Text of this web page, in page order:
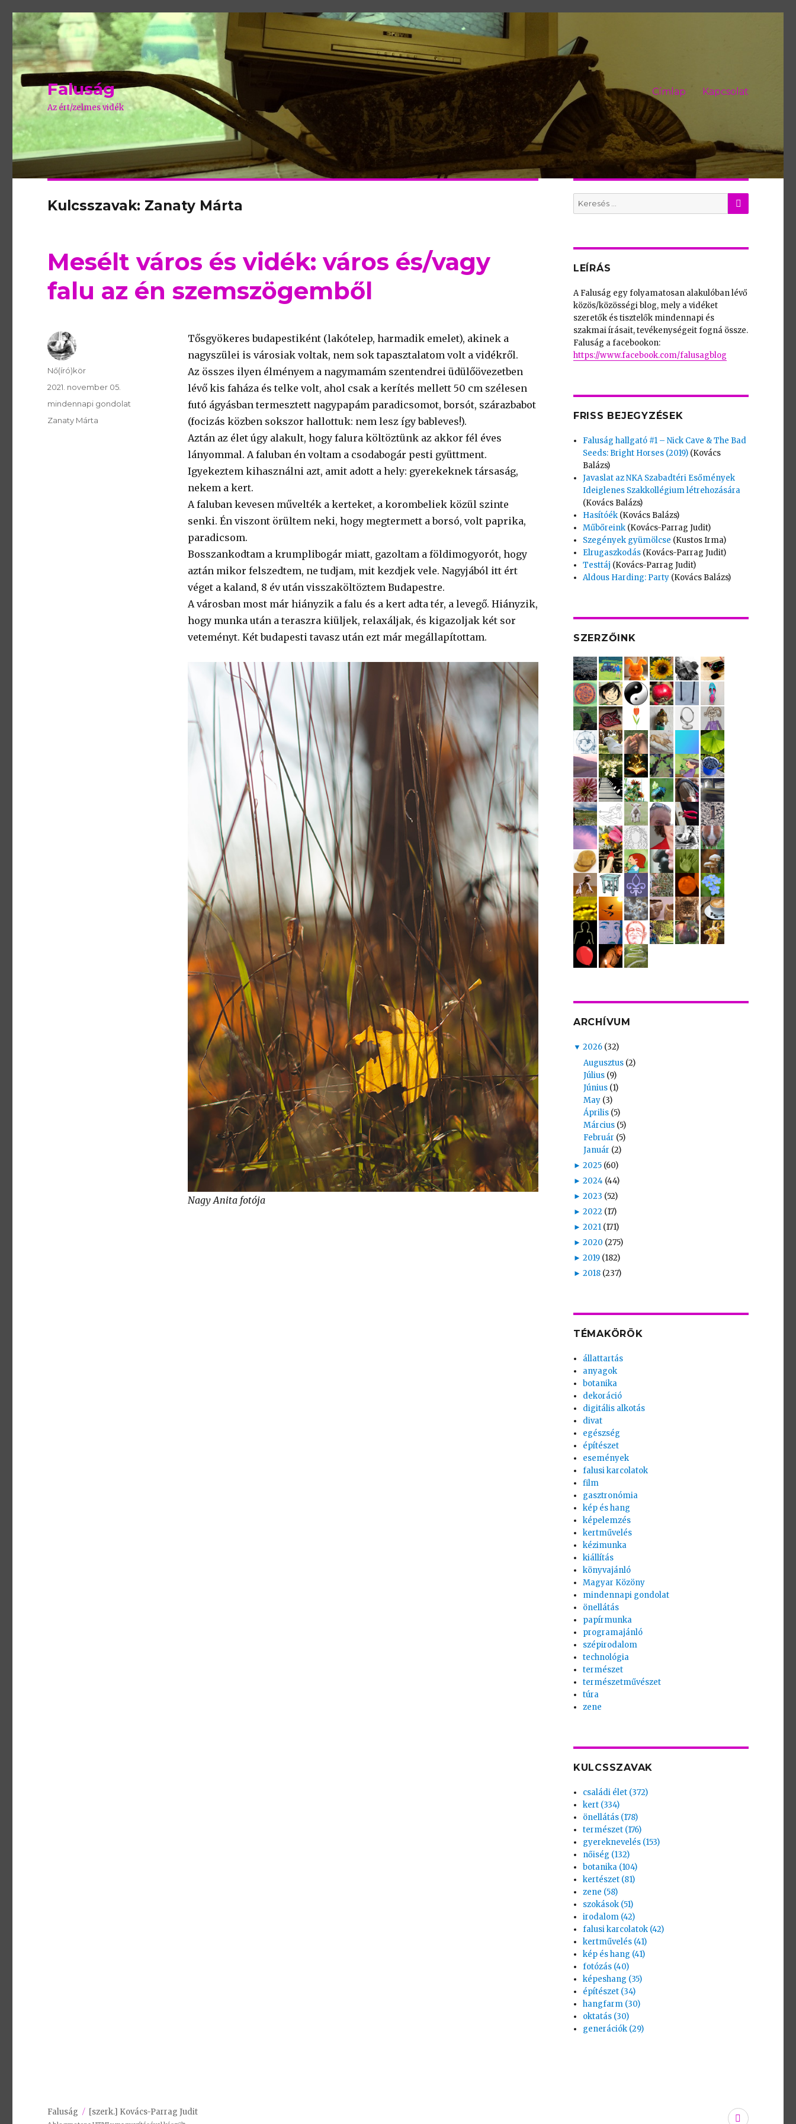
Faluság
Az ért/zelmes vidék
Címlap Kapcsolat
Kulcsszavak: Zanaty Márta
Mesélt város és vidék: város és/vagy
falu az én szemszögemből
Tősgyökeres budapestiként (lakótelep, harmadik emelet), akinek a
nagyszülei is városiak voltak, nem sok tapasztalatom volt a vidékről.
Az összes ilyen élményem a nagymamám szentendrei üdülőövezetben
lévő kis faháza és telke volt, ahol csak a kerítés mellett 50 cm szélesen
futó ágyásban termesztett nagypapám paradicsomot, borsót, szárazbabot
(focizás közben sokszor hallottuk: nem lesz így bableves!).
Aztán az élet úgy alakult, hogy falura költöztünk az akkor fél éves
lányommal. A faluban én voltam a csodabogár pesti gyüttment.
Igyekeztem kihasználni azt, amit adott a hely: gyerekeknek társaság,
nekem a kert.
A faluban kevesen művelték a kerteket, a korombeliek közül szinte
senki. Én viszont örültem neki, hogy megtermett a borsó, volt paprika,
paradicsom.
Bosszankodtam a krumplibogár miatt, gazoltam a földimogyorót, hogy
aztán mikor felszedtem, ne tudjam, mit kezdjek vele. Nagyjából itt ért
véget a kaland, 8 év után visszaköltöztem Budapestre.
A városban most már hiányzik a falu és a kert adta tér, a levegő. Hiányzik,
hogy munka után a teraszra kiüljek, relaxáljak, és kigazoljak két sor
veteményt. Két budapesti tavasz után ezt már megállapítottam.
Nagy Anita fotója
Szerző
Nő(író)kör
Publikálva
2021. november 05.
Témakör
mindennapi gondolat
Kulcsszavak
Zanaty Márta
Search
for:
KERES
LEÍRÁS
A Faluság egy folyamatosan alakulóban lévő
közös/közösségi blog, mely a vidéket
szeretők és tisztelők mindennapi és
szakmai írásait, tevékenységeit fogná össze.
Faluság a facebookon:
https://www.facebook.com/falusagblog
FRISS BEJEGYZÉSEK
Faluság hallgató #1 – Nick Cave & The Bad
Seeds: Bright Horses (2019) (Kovács
Balázs)
Javaslat az NKA Szabadtéri Esőmények
Ideiglenes Szakkollégium létrehozására
(Kovács Balázs)
Hasítóék (Kovács Balázs)
Műbőreink (Kovács-Parrag Judit)
Szegények gyümölcse (Kustos Irma)
Elrugaszkodás (Kovács-Parrag Judit)
Testtáj (Kovács-Parrag Judit)
Aldous Harding: Party (Kovács Balázs)
SZERZŐINK
ARCHÍVUM
▼ 2026 (32)
Augusztus (2)
Július (9)
Június (1)
May (3)
Április (5)
Március (5)
Február (5)
Január (2)
► 2025 (60)
► 2024 (44)
► 2023 (52)
► 2022 (17)
► 2021 (171)
► 2020 (275)
► 2019 (182)
► 2018 (237)
TÉMAKÖRÖK
állattartás
anyagok
botanika
dekoráció
digitális alkotás
divat
egészség
építészet
események
falusi karcolatok
film
gasztronómia
kép és hang
képelemzés
kertművelés
kézimunka
kiállítás
könyvajánló
Magyar Közöny
mindennapi gondolat
önellátás
papírmunka
programajánló
szépirodalom
technológia
természet
természetművészet
túra
zene
KULCSSZAVAK
családi élet (372)
kert (334)
önellátás (178)
természet (176)
gyereknevelés (153)
nőiség (132)
botanika (104)
kertészet (81)
zene (58)
szokások (51)
irodalom (42)
falusi karcolatok (42)
kertművelés (41)
kép és hang (41)
fotózás (40)
képeshang (35)
építészet (34)
hangfarm (30)
oktatás (30)
generációk (29)
Faluság [szerk.] Kovács-Parrag Judit